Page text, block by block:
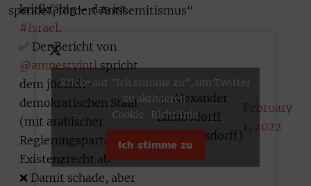
spendet, fördert Antisemitismus“
kritikfähig – das ist
#Israel.
✅ Der Bericht von
@amnestyintlspricht
dem jüdisch-
demokratischen Staat
(mit arabischer
Regierungspartei!) das
Existenzrecht ab.
❌ Damit schade, aber
— Alexander
Lambsdorff
(@Lambsdorff)
February
1, 2022
Klicke auf "Ich stimme zu", um Twitter
zu aktivieren
Cookie-Richtlinie
Ich stimme zu